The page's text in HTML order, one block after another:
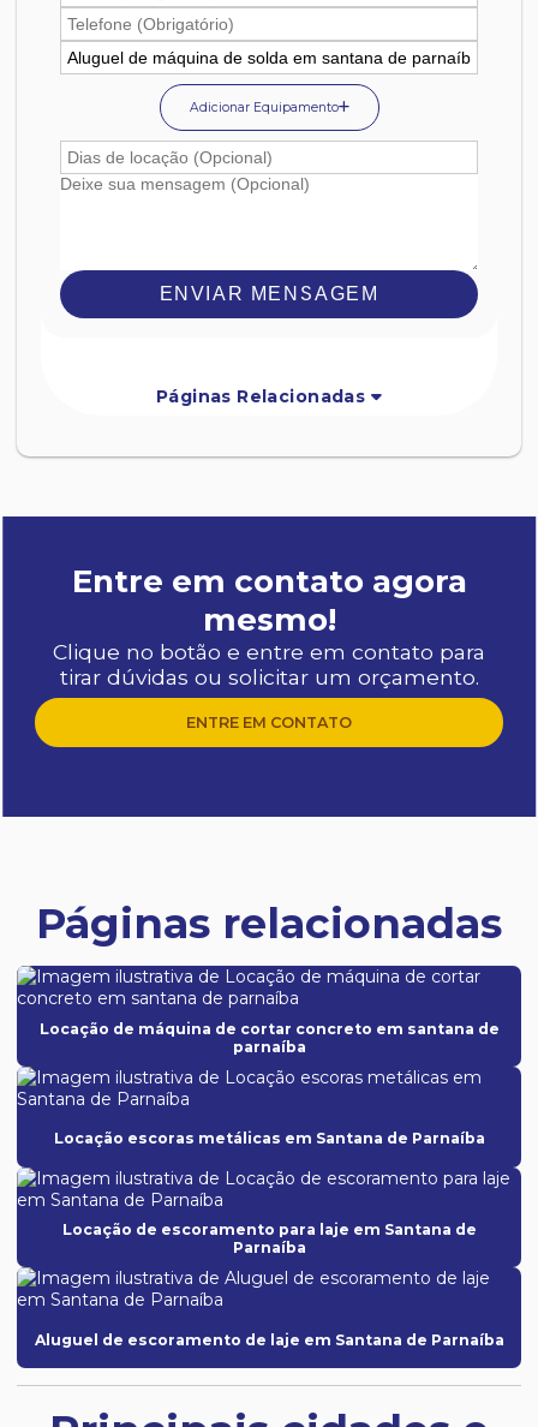
Adicionar Equipamento
ENVIAR MENSAGEM
Páginas Relacionadas
Entre em contato agora
mesmo!
Clique no botão e entre em contato para
tirar dúvidas ou solicitar um orçamento.
ENTRE EM CONTATO
Páginas relacionadas
Locação de máquina de cortar concreto em santana de
parnaíba
Locação escoras metálicas em Santana de Parnaíba
Locação de escoramento para laje em Santana de
Parnaíba
Aluguel de escoramento de laje em Santana de Parnaíba